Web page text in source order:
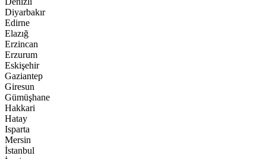
Diyarbakır
Edirne
Elazığ
Erzincan
Erzurum
Eskişehir
Gaziantep
Giresun
Gümüşhane
Hakkari
Hatay
Isparta
Mersin
İstanbul